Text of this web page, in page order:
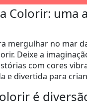
Colorir: uma
mergulhar no mar
Deixe a
com cores
e divertida para
é